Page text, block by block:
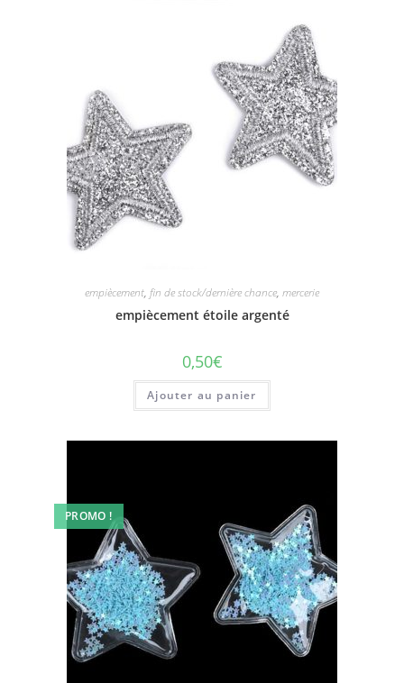
empiècement, fin de stock/dernière chance, mercerie
empiècement étoile argenté
0,50€
Ajouter au panier
PROMO !